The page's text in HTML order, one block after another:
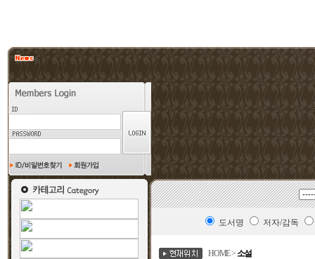
도서명 저자/감독
HOME >소설